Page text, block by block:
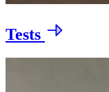
Tests